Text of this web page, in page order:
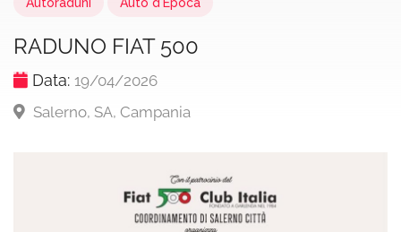
RADUNO FIAT 500
Data: 19/04/2026
Salerno, SA, Campania